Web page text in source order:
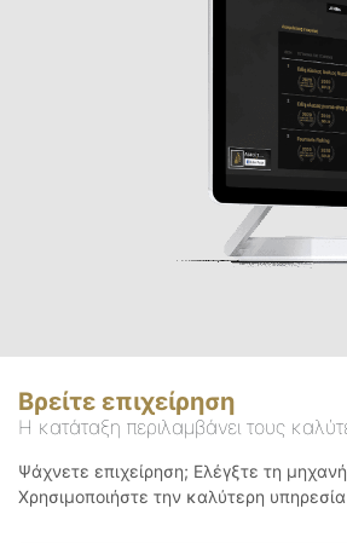
Βρείτε επιχείρηση
Η κατάταξη περιλαμβάνει τους
Ψάχνετε επιχείρηση; Ελέγξτε τη
Χρησιμοποιήστε την καλύτερη υπηρεσία